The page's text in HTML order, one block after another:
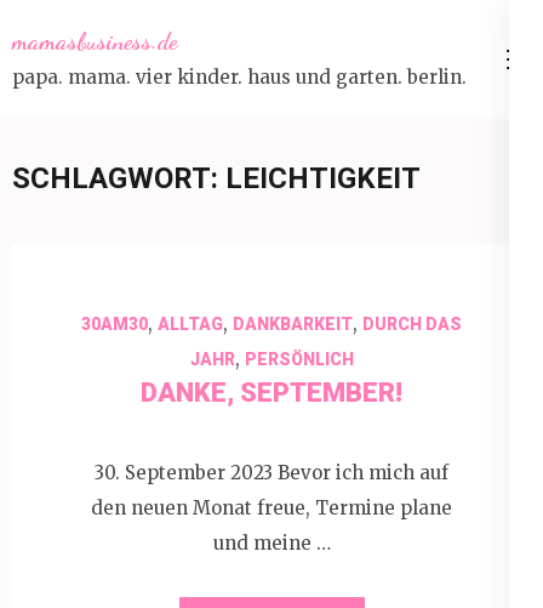
to
content
mamasbusiness.de
papa. mama. vier kinder. haus und garten. berlin.
SCHLAGWORT: LEICHTIGKEIT
30AM30, ALLTAG, DANKBARKEIT, DURCH DAS
JAHR, PERSÖNLICH
DANKE, SEPTEMBER!
30. September 2023 Bevor ich mich auf
den neuen Monat freue, Termine plane
und meine …